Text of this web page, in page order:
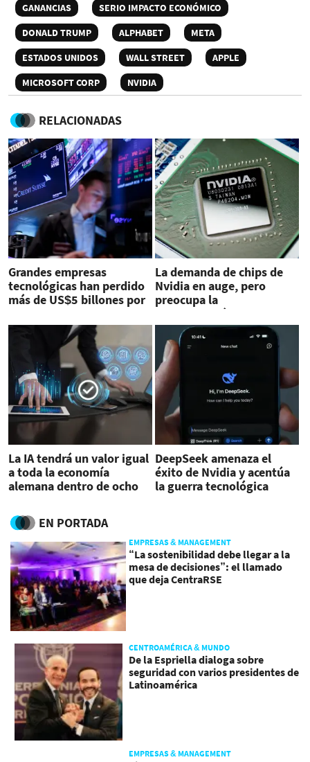
GANANCIAS
SERIO IMPACTO ECONÓMICO
DONALD TRUMP
ALPHABET
META
ESTADOS UNIDOS
WALL STREET
APPLE
MICROSOFT CORP
NVIDIA
RELACIONADAS
Grandes empresas
tecnológicas han perdido
más de US$5 billones por
La demanda de chips de
Nvidia en auge, pero
preocupa la
desaceleración de las
ventas
La IA tendrá un valor igual
a toda la economía
alemana dentro de ocho
DeepSeek amenaza el
éxito de Nvidia y acentúa
la guerra tecnológica
EN PORTADA
EMPRESAS & MANAGEMENT
“La sostenibilidad debe llegar a la
mesa de decisiones”: el llamado
que deja CentraRSE
CENTROAMÉRICA & MUNDO
De la Espriella dialoga sobre
seguridad con varios presidentes de
Latinoamérica
EMPRESAS & MANAGEMENT